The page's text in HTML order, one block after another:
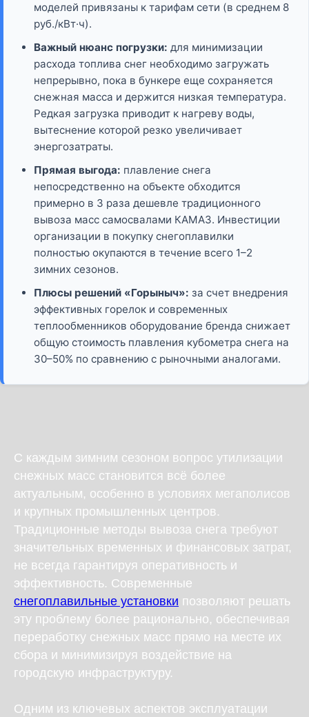
моделей привязаны к тарифам сети (в среднем 8
руб./кВт·ч).
Важный нюанс погрузки: для минимизации
расхода топлива снег необходимо загружать
непрерывно, пока в бункере еще сохраняется
снежная масса и держится низкая температура.
Редкая загрузка приводит к нагреву воды,
вытеснение которой резко увеличивает
энергозатраты.
Прямая выгода: плавление снега
непосредственно на объекте обходится
примерно в 3 раза дешевле традиционного
вывоза масс самосвалами КАМАЗ. Инвестиции
организации в покупку снегоплавилки
полностью окупаются в течение всего 1–2
зимних сезонов.
Плюсы решений «Горыныч»: за счет внедрения
эффективных горелок и современных
теплообменников оборудование бренда снижает
общую стоимость плавления кубометра снега на
30–50% по сравнению с рыночными аналогами.
С каждым зимним сезоном вопрос утилизации
снежных масс становится всё более
актуальным, особенно в условиях мегаполисов
и крупных промышленных центров.
Традиционные методы вывоза снега требуют
значительных временных и финансовых затрат,
не всегда гарантируя оперативность и
эффективность. Современные
снегоплавильные установки позволяют решать
эту проблему более рационально, обеспечивая
переработку снежных масс прямо на месте их
сбора и минимизируя воздействие на
городскую инфраструктуру.
Одним из ключевых аспектов эксплуатации